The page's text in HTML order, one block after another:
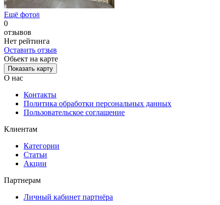
Ещё фото8
0
отзывов
Нет рейтинга
Оставить отзыв
Обьект на карте
Показать карту
О нас
Контакты
Политика обработки персональных данных
Пользовательское соглашение
Клиентам
Категории
Статьи
Акции
Партнерам
Личный кабинет партнёра